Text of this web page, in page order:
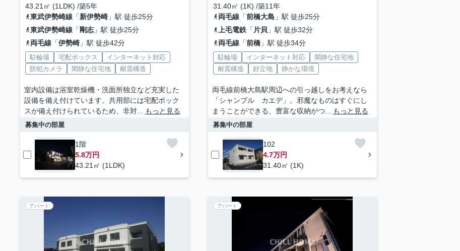
43.21㎡ (1LDK) /築5年
東武伊勢崎線「新伊勢崎」駅 徒歩25分
東武伊勢崎線「 剛志」駅 徒歩25分
両毛線「伊勢崎」駅 徒歩42分
駐輪場 宅配ボックス
インターネット対応
防犯カメラ
閑静な住宅地 耐震構造
室内設備は浴室乾燥機・洗面所独立など充実した
設備を備え付けています。共用部には宅配ボック
スが備え付けられているため、非対...
もっと見る
募集中の部屋
1階
5.8万円
43.21㎡ (1LDK)
31.40㎡ (1K) /築11年
両毛線「前橋大島 」駅 徒歩25分
上毛電鉄「 片貝 」駅 徒歩32分
両毛線「前橋」駅 徒歩34分
駐輪場 インターネット対応
閑静な住宅地
耐震構造
好立地 静かな環境
両毛線前橋大島駅周辺への引っ越しをお考えなら
「シャンブル カエデ」。邪魔なものはすぐにし
まうことができる、豊富な収納がつ...
もっと見る
募集中の部屋
102
4.7万円
31.40㎡ (1K)
アパート アパート